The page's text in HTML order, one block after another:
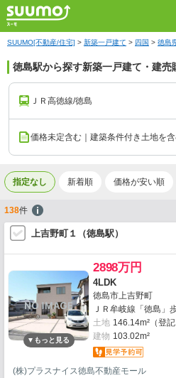
SUUMO[不動産/住宅] > 新築一戸建て > 四国 > 徳島
徳島駅から探す新築一戸建て・建売
ＪＲ高徳線/徳島
価格未定含む｜建築条件付き土地を含
指定なし 新着順 価格が安い順
138件
上吉野町１（徳島駅）
2898万円
4LDK
徳島市上吉野町
ＪＲ牟岐線「徳島」
土地 146.14m²（登記
建物 103.02m²
(株)プラスナイス徳島不動産モール